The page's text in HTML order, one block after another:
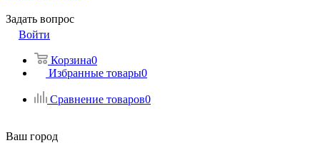
Задать вопрос
Войти
Корзина0
Избранные товары0
Сравнение товаров0
Ваш город